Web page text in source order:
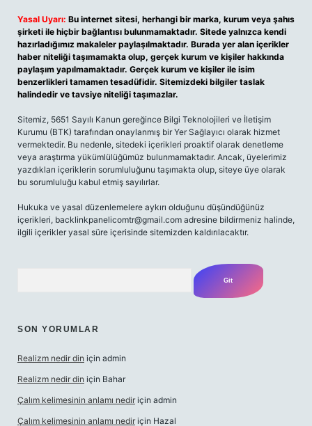
Yasal Uyarı: Bu internet sitesi, herhangi bir marka, kurum veya şahıs
şirketi ile hiçbir bağlantısı bulunmamaktadır. Sitede yalnızca kendi
hazırladığımız makaleler paylaşılmaktadır. Burada yer alan içerikler
haber niteliği taşımamakta olup, gerçek kurum ve kişiler hakkında
paylaşım yapılmamaktadır. Gerçek kurum ve kişiler ile isim
benzerlikleri tamamen tesadüfidir. Sitemizdeki bilgiler taslak
halindedir ve tavsiye niteliği taşımazlar.
Sitemiz, 5651 Sayılı Kanun gereğince Bilgi Teknolojileri ve İletişim
Kurumu (BTK) tarafından onaylanmış bir Yer Sağlayıcı olarak hizmet
vermektedir. Bu nedenle, sitedeki içerikleri proaktif olarak denetleme
veya araştırma yükümlülüğümüz bulunmamaktadır. Ancak, üyelerimiz
yazdıkları içeriklerin sorumluluğunu taşımakta olup, siteye üye olarak
bu sorumluluğu kabul etmiş sayılırlar.
Hukuka ve yasal düzenlemelere aykırı olduğunu düşündüğünüz
içerikleri, backlinkpanelicomtr@gmail.com adresine bildirmeniz halinde,
ilgili içerikler yasal süre içerisinde sitemizden kaldırılacaktır.
SON YORUMLAR
Realizm nedir din için admin
Realizm nedir din için Bahar
Çalım kelimesinin anlamı nedir için admin
Çalım kelimesinin anlamı nedir için Hazal